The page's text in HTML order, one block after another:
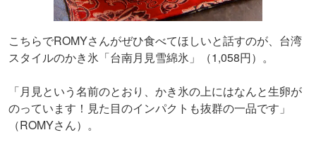
こちらでROMYさんがぜひ食べてほしいと話すのが、台湾
スタイルのかき氷「台南月見雪綿氷」（1,058円）。
「月見という名前のとおり、かき氷の上にはなんと生卵が
のっています！見た目のインパクトも抜群の一品です」
（ROMYさん）。